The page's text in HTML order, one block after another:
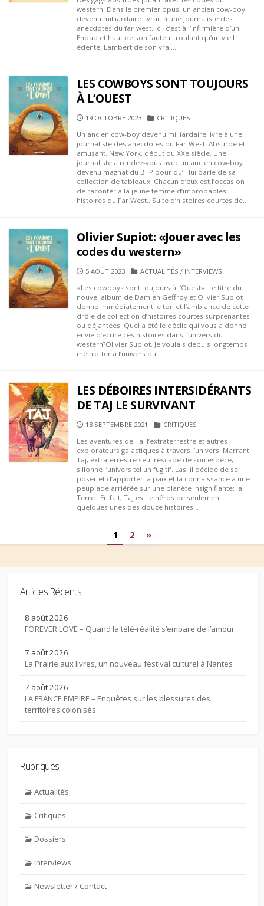
western. Dans le premier opus, un ancien cow-boy
devenu milliardaire livrait à une journaliste des
anecdotes du far-west. Ici, c’est à l’infirmière d’un
Ehpad et haut de son fauteuil roulant qu’un vieil
édenté, Lambert de son vrai...
LES COWBOYS SONT TOUJOURS
À L’OUEST
PUBLISHED
19 OCTOBRE 2023 CATEGORIES
CRITIQUES
Un ancien cow-boy devenu milliardaire livre à une
journaliste des anecdotes du Far-West. Absurde et
amusant. New York, début du XXe siècle. Une
journaliste a rendez-vous avec un ancien cow-boy
devenu magnat du BTP pour qu’il lui parle de sa
collection de tableaux. Chacun d’eux est l’occasion
de raconter à la jeune femme d’improbables
histoires du Far West…Suite d’histoires courtes de...
Olivier Supiot: «Jouer avec les
codes du western»
PUBLISHED
5 AOÛT 2023 CATEGORIES
ACTUALITÉS / INTERVIEWS
«Les cowboys sont toujours à l’Ouest». Le titre du
nouvel album de Damien Geffroy et Olivier Supiot
donne immédiatement le ton et l’ambiance de cette
drôle de collection d’histoires courtes surprenantes
ou déjantées. Quel a été le déclic qui vous a donné
envie d’écrire ces histoires dans l’univers du
western?Olivier Supiot. Je voulais depuis longtemps
me frotter à l’univers du...
LES DÉBOIRES INTERSIDÉRANTS
DE TAJ LE SURVIVANT
PUBLISHED
18 SEPTEMBRE 2021 CATEGORIES
CRITIQUES
Les aventures de Taj l’extraterrestre et autres
explorateurs galactiques à travers l’univers. Marrant.
Taj, extraterrestre seul rescapé de son espèce,
sillonne l’univers tel un fugitif. Las, il décide de se
poser et d’apporter la paix et la connaissance à une
peuplade arriérée sur une planète insignifiante: la
Terre…En fait, Taj est le héros de seulement
quelques unes des douze histoires...
publications
1 2 »
Articles Récents
8 août 2026
FOREVER LOVE – Quand la télé-réalité s’empare de l’amour
7 août 2026
La Prairie aux livres, un nouveau festival culturel à Nantes
7 août 2026
LA FRANCE EMPIRE – Enquêtes sur les blessures des
territoires colonisés
Rubriques
Actualités
Critiques
Dossiers
Interviews
Newsletter / Contact